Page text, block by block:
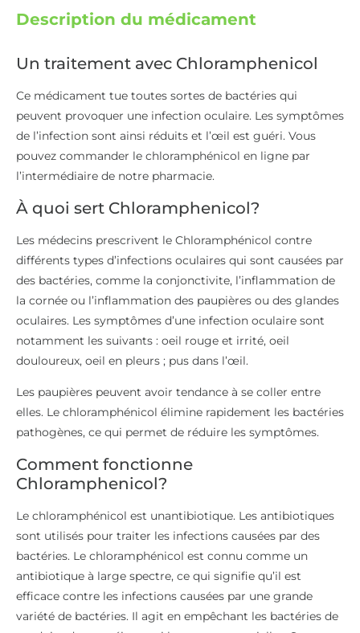
Description du médicament
Un traitement avec Chloramphenicol
Ce médicament tue toutes sortes de bactéries qui
peuvent provoquer une infection oculaire. Les symptômes
de l’infection sont ainsi réduits et l’œil est guéri. Vous
pouvez commander le chloramphénicol en ligne par
l’intermédiaire de notre pharmacie.
À quoi sert Chloramphenicol?
Les médecins prescrivent le Chloramphénicol contre
différents types d’infections oculaires qui sont causées par
des bactéries, comme la conjonctivite, l’inflammation de
la cornée ou l’inflammation des paupières ou des glandes
oculaires. Les symptômes d’une infection oculaire sont
notamment les suivants : oeil rouge et irrité, oeil
douloureux, oeil en pleurs ; pus dans l’œil.
Les paupières peuvent avoir tendance à se coller entre
elles. Le chloramphénicol élimine rapidement les bactéries
pathogènes, ce qui permet de réduire les symptômes.
Comment fonctionne
Chloramphenicol?
Le chloramphénicol est unantibiotique. Les antibiotiques
sont utilisés pour traiter les infections causées par des
bactéries. Le chloramphénicol est connu comme un
antibiotique à large spectre, ce qui signifie qu’il est
efficace contre les infections causées par une grande
variété de bactéries. Il agit en empêchant les bactéries de